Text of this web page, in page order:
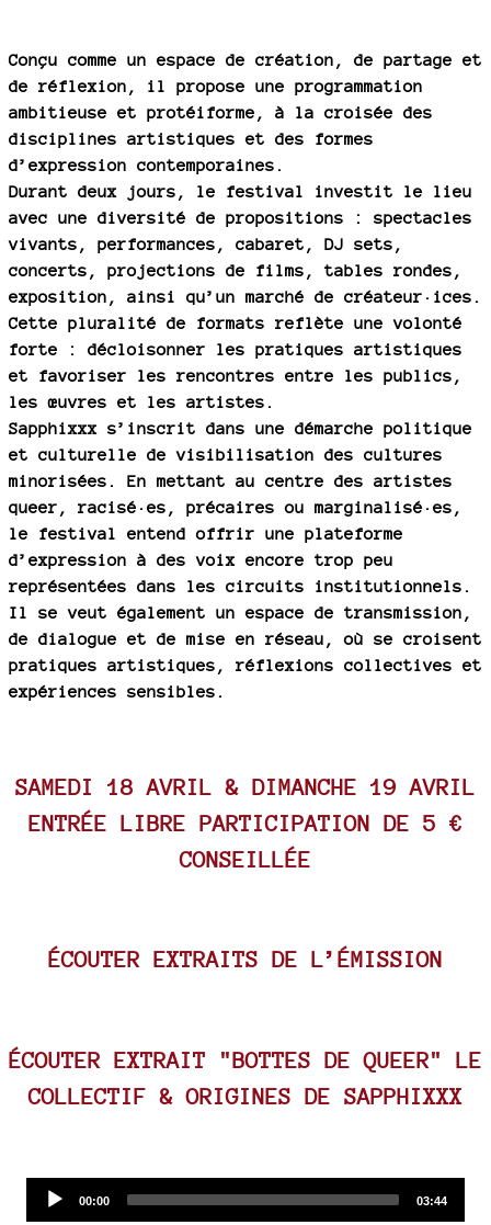
Conçu comme un espace de création, de partage et
de réflexion, il propose une programmation
ambitieuse et protéiforme, à la croisée des
disciplines artistiques et des formes
d’expression contemporaines.
Durant deux jours, le festival investit le lieu
avec une diversité de propositions : spectacles
vivants, performances, cabaret, DJ sets,
concerts, projections de films, tables rondes,
exposition, ainsi qu’un marché de créateur·ices.
Cette pluralité de formats reflète une volonté
forte : décloisonner les pratiques artistiques
et favoriser les rencontres entre les publics,
les œuvres et les artistes.
Sapphixxx s’inscrit dans une démarche politique
et culturelle de visibilisation des cultures
minorisées. En mettant au centre des artistes
queer, racisé·es, précaires ou marginalisé·es,
le festival entend offrir une plateforme
d’expression à des voix encore trop peu
représentées dans les circuits institutionnels.
Il se veut également un espace de transmission,
de dialogue et de mise en réseau, où se croisent
pratiques artistiques, réflexions collectives et
expériences sensibles.
SAMEDI 18 AVRIL & DIMANCHE 19 AVRIL
ENTRÉE LIBRE PARTICIPATION DE 5 €
CONSEILLÉE
ÉCOUTER EXTRAITS DE L’ÉMISSION
ÉCOUTER EXTRAIT "BOTTES DE QUEER" LE
COLLECTIF & ORIGINES DE SAPPHIXXX
Current
00:00
Total
03:44